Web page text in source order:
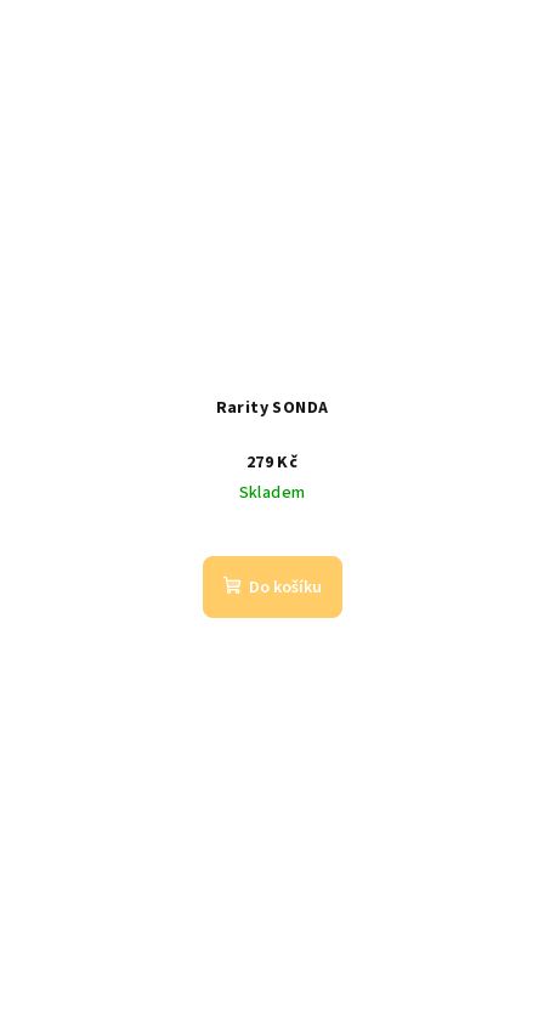
Rarity SONDA
279 Kč
Skladem
Do košíku